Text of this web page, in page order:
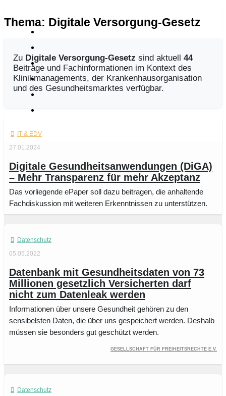
Thema: Digitale Versorgung-Gesetz
Zu Digitale Versorgung-Gesetz sind aktuell 44
Beiträge und Fachinformationen im Kontext des
Klinikmanagements, der Krankenhausorganisation
und des Gesundheitsmarktes verfügbar.
IT & EDV
27.01.2024
Digitale Gesundheitsanwendungen (DiGA)
– Mehr Transparenz für mehr Akzeptanz
Das vorliegende ePaper soll dazu beitragen, die anhaltende
Fachdiskussion mit weiteren Erkenntnissen zu unterstützen.
Datenschutz
05.05.2022
Datenbank mit Gesundheitsdaten von 73
Millionen gesetzlich Versicherten darf
nicht zum Datenleak werden
Informationen über unsere Gesundheit gehören zu den
sensibelsten Daten, die über uns gespeichert werden. Deshalb
müssen sie besonders gut geschützt werden.
Gesellschaft für Freiheitsrechte e.V.
Datenschutz